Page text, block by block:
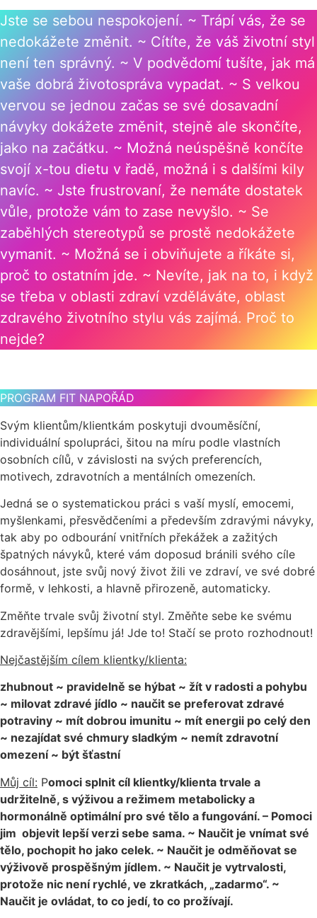
Jste se sebou nespokojení. ~ Trápí vás, že se
nedokážete změnit. ~ Cítíte, že váš životní styl
není ten správný. ~ V podvědomí tušíte, jak má
vaše dobrá životospráva vypadat. ~ S velkou
vervou se jednou začas se své dosavadní
návyky dokážete změnit, stejně ale skončíte,
jako na začátku. ~ Možná neúspěšně končíte
svojí x-tou dietu v řadě, možná i s dalšími kily
navíc. ~ Jste frustrovaní, že nemáte dostatek
vůle, protože vám to zase nevyšlo. ~ Se
zaběhlých stereotypů se prostě nedokážete
vymanit. ~ Možná se i obviňujete a říkáte si,
proč to ostatním jde. ~ Nevíte, jak na to, i když
se třeba v oblasti zdraví vzděláváte, oblast
zdravého životního stylu vás zajímá. Proč to
nejde?
PROGRAM FIT NAPOŘÁD
Svým klientům/klientkám poskytuji dvouměsíční,
individuální spolupráci, šitou na míru podle vlastních
osobních cílů, v závislosti na svých preferencích,
motivech, zdravotních a mentálních omezeních.
Jedná se o systematickou práci s vaší myslí, emocemi,
myšlenkami, přesvědčeními a především zdravými návyky,
tak aby po odbourání vnitřních překážek a zažitých
špatných návyků, které vám doposud bránili svého cíle
dosáhnout, jste svůj nový život žili ve zdraví, ve své dobré
formě, v lehkosti, a hlavně přirozeně, automaticky.
Změňte trvale svůj životní styl. Změňte sebe ke svému
zdravějšími, lepšímu já! Jde to! Stačí se proto rozhodnout!
Nejčastějším cílem klientky/klienta:
zhubnout ~ pravidelně se hýbat ~ žít v radosti a pohybu
~ milovat zdravé jídlo ~ naučit se preferovat zdravé
potraviny ~ mít dobrou imunitu ~ mít energii po celý den
~ nezajídat své chmury sladkým ~ nemít zdravotní
omezení ~ být šťastní
Můj cíl: Pomoci splnit cíl klientky/klienta trvale a
udržitelně, s výživou a režimem metabolicky a
hormonálně optimální pro své tělo a fungování. – Pomoci
jim objevit lepší verzi sebe sama. ~ Naučit je vnímat své
tělo, pochopit ho jako celek. ~ Naučit je odměňovat se
výživově prospěšným jídlem. ~ Naučit je vytrvalosti,
protože nic není rychlé, ve zkratkách, „zadarmo“. ~
Naučit je ovládat, to co jedí, to co prožívají.